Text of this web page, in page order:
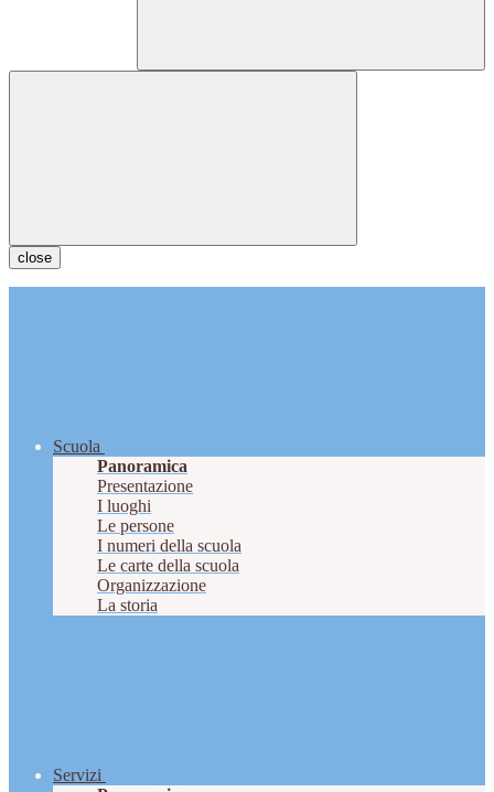
close
Scuola
Panoramica
Presentazione
I luoghi
Le persone
I numeri della scuola
Le carte della scuola
Organizzazione
La storia
Servizi